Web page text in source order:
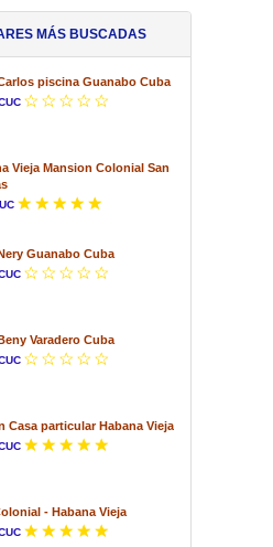
MÁS BUSCADAS
piscina Guanabo Cuba
Vieja Mansion Colonial San
Guanabo Cuba
Varadero Cuba
Casa particular Habana Vieja
- Habana Vieja